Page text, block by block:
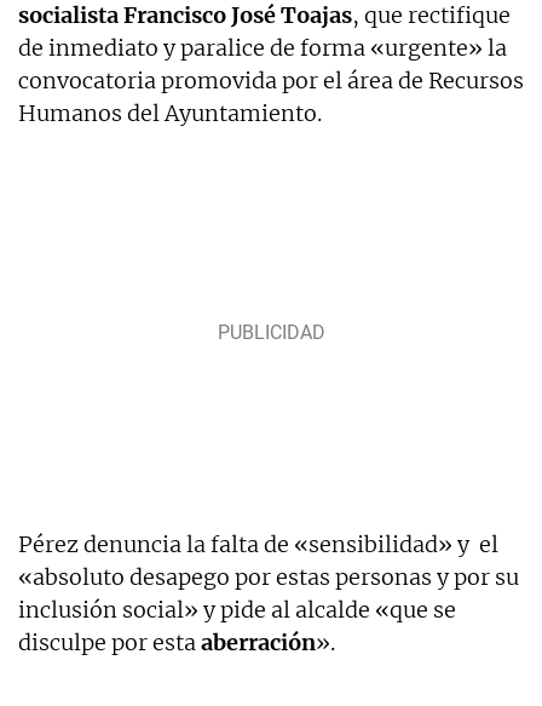
socialista Francisco José Toajas, que rectifique
de inmediato y paralice de forma «urgente» la
convocatoria promovida por el área de Recursos
Humanos del Ayuntamiento.
Pérez denuncia la falta de «sensibilidad» y el
«absoluto desapego por estas personas y por su
inclusión social» y pide al alcalde «que se
disculpe por estaaberración».